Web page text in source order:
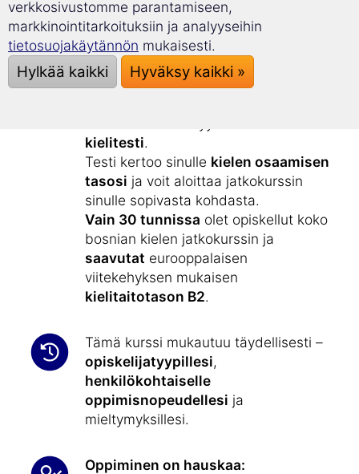
1 800 uutta sanaa.
Tämä jatkokurssi vahvistaa bosnian
kielen taitoasi, minkä olet saavuttanut
kielitesti.
Testi kertoo sinulle kielen osaamisen
tasosi ja voit aloittaa jatkokurssin
sinulle sopivasta kohdasta.
Vain 30 tunnissa olet opiskellut koko
bosnian kielen jatkokurssin ja
saavutat eurooppalaisen
viitekehyksen mukaisen
kielitaitotason B2.
Tämä kurssi mukautuu täydellisesti –
opiskelijatyypillesi,
henkilökohtaiselle
oppimisnopeudellesi ja
mieltymyksillesi.
Oppiminen on hauskaa:
verkkosivustomme parantamiseen,
markkinointitarkoituksiin ja analyyseihin
tietosuojakäytännön mukaisesti.
Hylkää kaikki Hyväksy kaikki »